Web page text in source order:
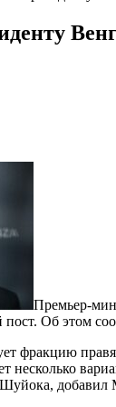
Премьер-
Об этом
фракцию
несколько
добавил